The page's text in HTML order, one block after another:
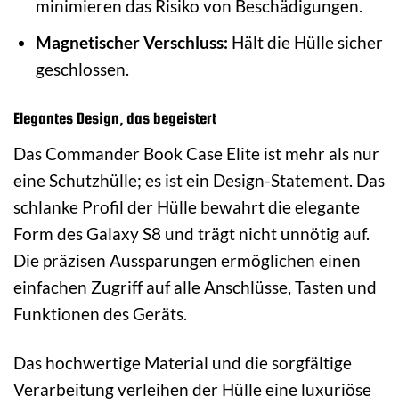
minimieren das Risiko von Beschädigungen.
Magnetischer Verschluss: Hält die Hülle sicher
geschlossen.
Elegantes Design, das begeistert
Das Commander Book Case Elite ist mehr als nur
eine Schutzhülle; es ist ein Design-Statement. Das
schlanke Profil der Hülle bewahrt die elegante
Form des Galaxy S8 und trägt nicht unnötig auf.
Die präzisen Aussparungen ermöglichen einen
einfachen Zugriff auf alle Anschlüsse, Tasten und
Funktionen des Geräts.
Das hochwertige Material und die sorgfältige
Verarbeitung verleihen der Hülle eine luxuriöse